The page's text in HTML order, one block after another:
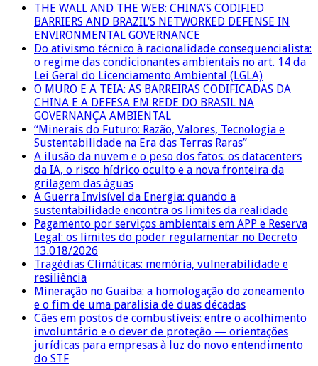
THE WALL AND THE WEB: CHINA’S CODIFIED
BARRIERS AND BRAZIL’S NETWORKED DEFENSE IN
ENVIRONMENTAL GOVERNANCE
Do ativismo técnico à racionalidade consequencialista:
o regime das condicionantes ambientais no art. 14 da
Lei Geral do Licenciamento Ambiental (LGLA)
O MURO E A TEIA: AS BARREIRAS CODIFICADAS DA
CHINA E A DEFESA EM REDE DO BRASIL NA
GOVERNANÇA AMBIENTAL
“Minerais do Futuro: Razão, Valores, Tecnologia e
Sustentabilidade na Era das Terras Raras”
A ilusão da nuvem e o peso dos fatos: os datacenters
da IA, o risco hídrico oculto e a nova fronteira da
grilagem das águas
A Guerra Invisível da Energia: quando a
sustentabilidade encontra os limites da realidade
Pagamento por serviços ambientais em APP e Reserva
Legal: os limites do poder regulamentar no Decreto
13.018/2026
Tragédias Climáticas: memória, vulnerabilidade e
resiliência
Mineração no Guaíba: a homologação do zoneamento
e o fim de uma paralisia de duas décadas
Cães em postos de combustíveis: entre o acolhimento
involuntário e o dever de proteção — orientações
jurídicas para empresas à luz do novo entendimento
do STF